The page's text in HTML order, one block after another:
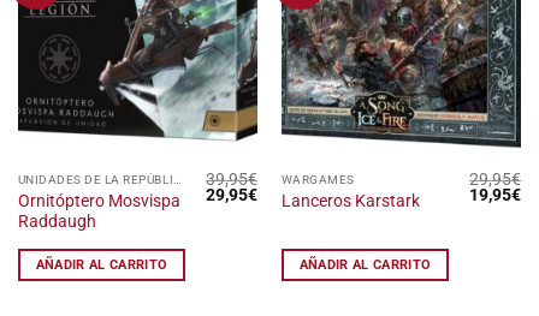
lista
de
deseos
Ornitóptero Mosvispa
Raddaugh
39,95€
El
precio
29,95€El
precio
29,95€.
AÑADIR AL CARRITO
lista
de
deseos
WARGAMES
Lanceros Karstark
29,95€
El
precio
19,95€El
AÑADIR AL CARRITO